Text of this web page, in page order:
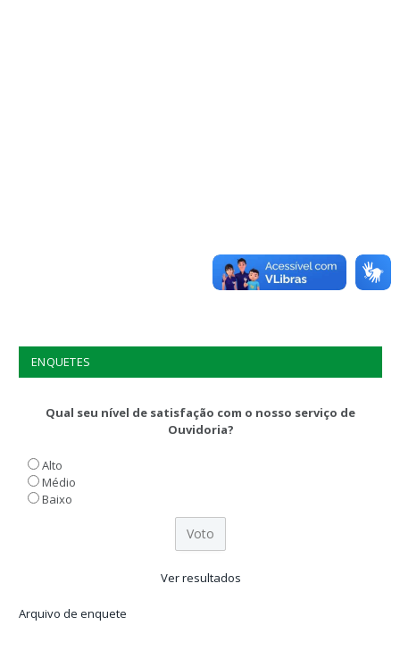
ENQUETES
Qual seu nível de satisfação com o nosso serviço de
Ouvidoria?
Alto
Médio
Baixo
Ver resultados
Arquivo de enquete